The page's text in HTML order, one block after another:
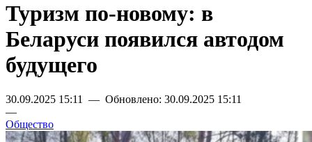
Туризм по-новому: в
Беларуси появился автодом
будущего
30.09.2025 15:11 — Обновлено: 30.09.2025 15:11
—
Общество